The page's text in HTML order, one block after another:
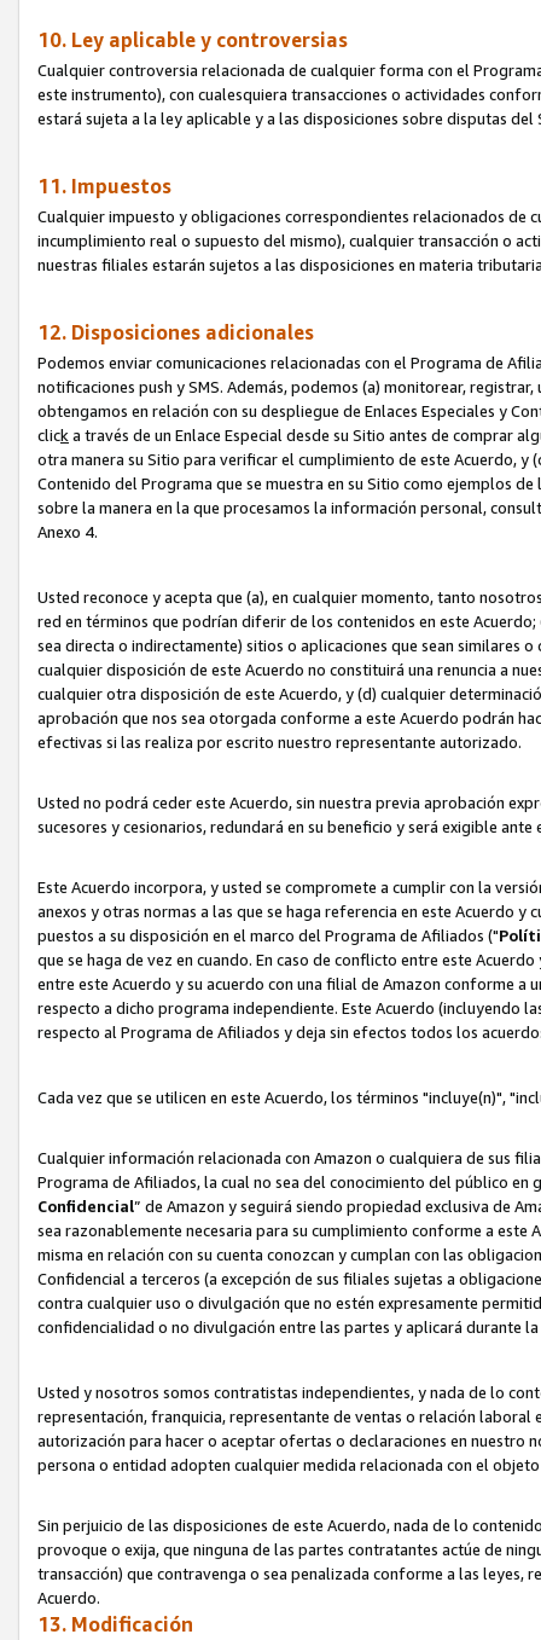
10. Ley aplicable y controversias
Cualquier controversia relacionada de cualquier forma con el
este instrumento), con cualesquiera transacciones o actividades
estará sujeta a la ley aplicable y a las disposiciones sobre disputas
11. Impuestos
Cualquier impuesto y obligaciones correspondientes relacionados de
incumplimiento real o supuesto del mismo), cualquier transacción o
nuestras filiales estarán sujetos a las disposiciones en materia
12. Disposiciones adicionales
Podemos enviar comunicaciones relacionadas con el Programa de
notificaciones push y SMS. Además, podemos (a) monitorear,
obtengamos en relación con su despliegue de Enlaces Especiales y
clicka través de un Enlace Especial desde su Sitio antes de comprar
otra manera su Sitio para verificar el cumplimiento de este Acuerdo,
Contenido del Programa que se muestra en su Sitio como ejemplos
sobre la manera en la que procesamos la información personal,
Anexo 4.
Usted reconoce y acepta que (a), en cualquier momento, tanto
red en términos que podrían diferir de los contenidos en este
sea directa o indirectamente) sitios o aplicaciones que sean similares
cualquier disposición de este Acuerdo no constituirá una renuncia a
cualquier otra disposición de este Acuerdo, y (d) cualquier
aprobación que nos sea otorgada conforme a este Acuerdo podrán
efectivas si las realiza por escrito nuestro representante autorizado.
Usted no podrá ceder este Acuerdo, sin nuestra previa aprobación
sucesores y cesionarios, redundará en su beneficio y será exigible
Este Acuerdo incorpora, y usted se compromete a cumplir con la
anexos y otras normas a las que se haga referencia en este Acuerdo
puestos a su disposición en el marco del Programa de Afiliados ("
que se haga de vez en cuando. En caso de conflicto entre este
entre este Acuerdo y su acuerdo con una filial de Amazon conforme
respecto a dicho programa independiente. Este Acuerdo (incluyendo
respecto al Programa de Afiliados y deja sin efectos todos los
Cada vez que se utilicen en este Acuerdo, los términos "incluye(n)",
Cualquier información relacionada con Amazon o cualquiera de sus
Programa de Afiliados, la cual no sea del conocimiento del público
Confidencial” de Amazon y seguirá siendo propiedad exclusiva de
sea razonablemente necesaria para su cumplimiento conforme a
misma en relación con su cuenta conozcan y cumplan con las
Confidencial a terceros (a excepción de sus filiales sujetas a
contra cualquier uso o divulgación que no estén expresamente
confidencialidad o no divulgación entre las partes y aplicará durante
Usted y nosotros somos contratistas independientes, y nada de lo
representación, franquicia, representante de ventas o relación
autorización para hacer o aceptar ofertas o declaraciones en nuestro
persona o entidad adopten cualquier medida relacionada con el
Sin perjuicio de las disposiciones de este Acuerdo, nada de lo
provoque o exija, que ninguna de las partes contratantes actúe de
transacción) que contravenga o sea penalizada conforme a las leyes,
Acuerdo.
13. Modificación